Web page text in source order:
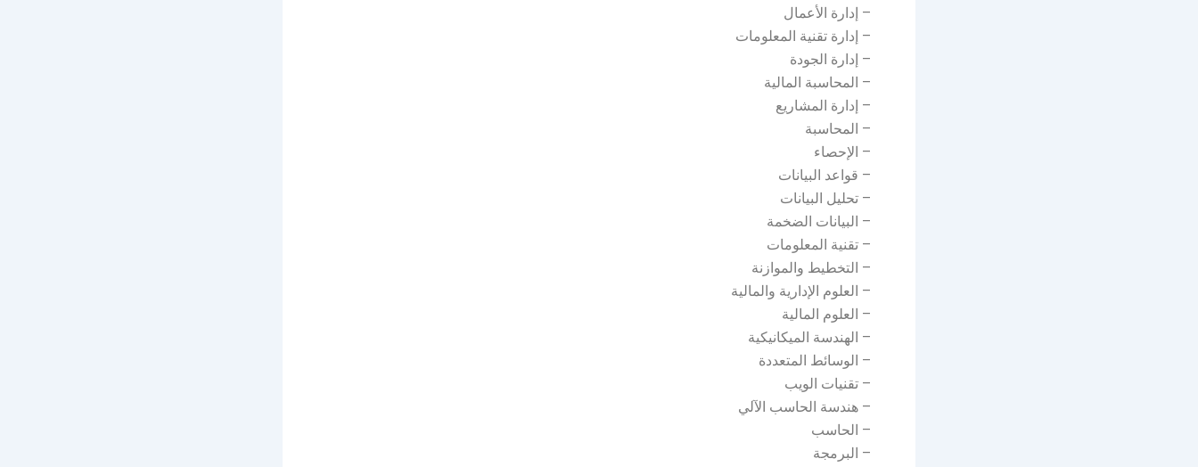
– إدارة الأعمال
– إدارة تقنية المعلومات
– إدارة الجودة
– المحاسبة المالية
– إدارة المشاريع
– المحاسبة
– الإحصاء
– قواعد البيانات
– تحليل البيانات
– البيانات الضخمة
– تقنية المعلومات
– التخطيط والموازنة
– العلوم الإدارية والمالية
– العلوم المالية
– الهندسة الميكانيكية
– الوسائط المتعددة
– تقنيات الويب
– هندسة الحاسب الآلي
– الحاسب
– البرمجة